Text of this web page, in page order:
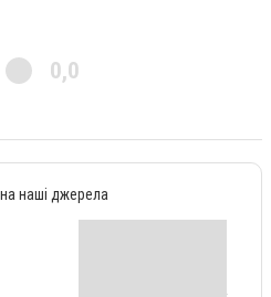
0,0
наші джерела